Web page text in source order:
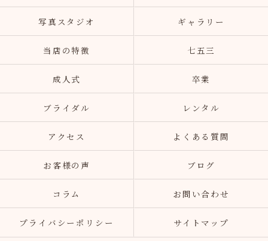
写真スタジオ ギャラリー
当店の特徴 七五三
成人式 卒業
ブライダル レンタル
アクセス よくある質問
お客様の声 ブログ
コラム お問い合わせ
プライバシーポリシー サイトマップ